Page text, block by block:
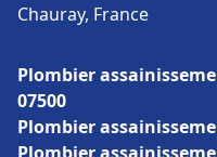
Chauray, France
Plombier
07500
Plombier